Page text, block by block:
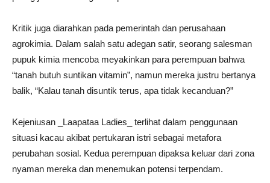
Kritik juga diarahkan pada pemerintah dan perusahaan
agrokimia. Dalam salah satu adegan satir, seorang salesman
pupuk kimia mencoba meyakinkan para perempuan bahwa
“tanah butuh suntikan vitamin”, namun mereka justru bertanya
balik, “Kalau tanah disuntik terus, apa tidak kecanduan?”
Kejeniusan _Laapataa Ladies_ terlihat dalam penggunaan
situasi kacau akibat pertukaran istri sebagai metafora
perubahan sosial. Kedua perempuan dipaksa keluar dari zona
nyaman mereka dan menemukan potensi terpendam.